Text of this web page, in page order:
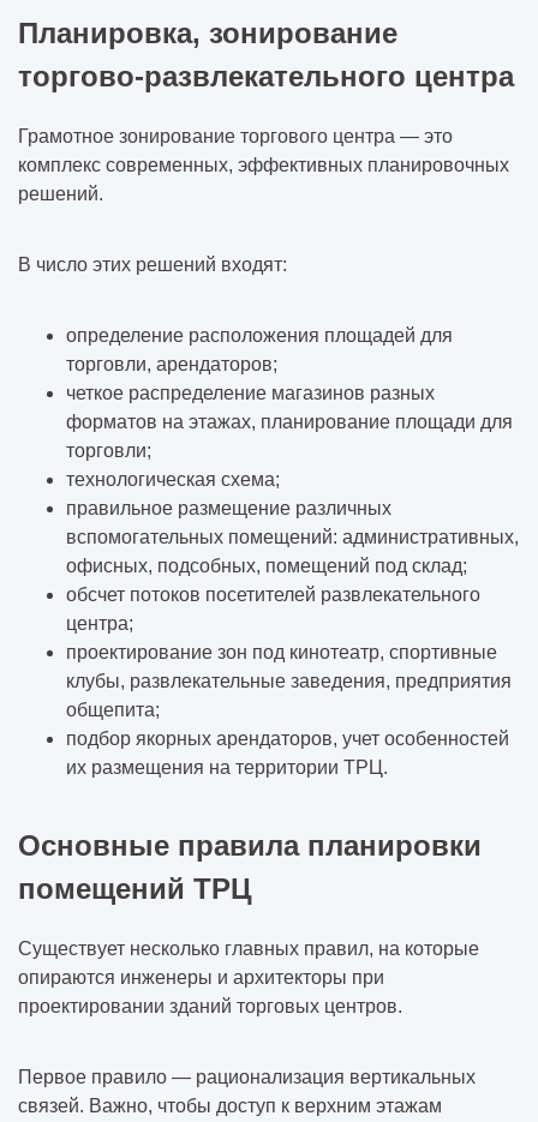
Планировка, зонирование
торгово-развлекательного центра
Грамотное зонирование торгового центра — это
комплекс современных, эффективных планировочных
решений.
В число этих решений входят:
определение расположения площадей для
торговли, арендаторов;
четкое распределение магазинов разных
форматов на этажах, планирование площади для
торговли;
технологическая схема;
правильное размещение различных
вспомогательных помещений: административных,
офисных, подсобных, помещений под склад;
обсчет потоков посетителей развлекательного
центра;
проектирование зон под кинотеатр, спортивные
клубы, развлекательные заведения, предприятия
общепита;
подбор якорных арендаторов, учет особенностей
их размещения на территории ТРЦ.
Основные правила планировки
помещений ТРЦ
Существует несколько главных правил, на которые
опираются инженеры и архитекторы при
проектировании зданий торговых центров.
Первое правило — рационализация вертикальных
связей. Важно, чтобы доступ к верхним этажам